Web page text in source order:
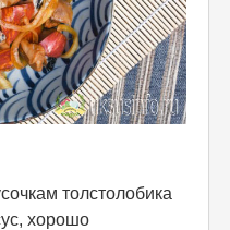
толстолобика
хорошо